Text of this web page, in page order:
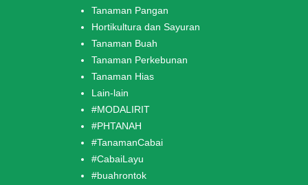
Tanaman Pangan
Hortikultura dan Sayuran
Tanaman Buah
Tanaman Perkebunan
Tanaman Hias
Lain-lain
#MODALIRIT
#PHTANAH
#TanamanCabai
#CabaiLayu
#buahrontok